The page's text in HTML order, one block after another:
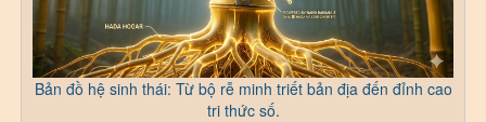
Bản đồ hệ sinh thái: Từ bộ rễ minh triết bản địa đến đỉnh cao
tri thức số.